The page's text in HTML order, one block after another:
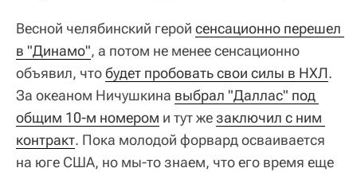
Весной челябинский герой сенсационно перешел
в "Динамо", а потом не менее сенсационно
объявил, чтобудет пробовать свои силы в НХЛ.
За океаном Ничушкина выбрал "Даллас" под
общим 10-м номером и тут жезаключил с ним
контракт. Пока молодой форвард осваивается
на юге США, но мы-то знаем, что его время еще